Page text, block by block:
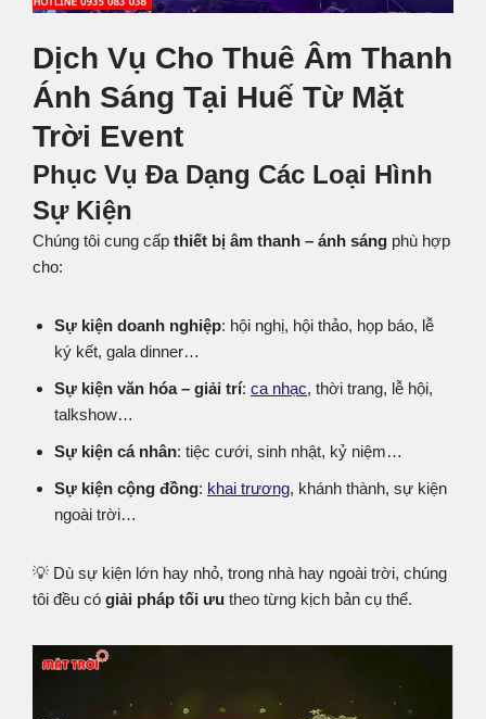
Dịch Vụ Cho Thuê Âm Thanh
Ánh Sáng Tại Huế Từ Mặt
Trời Event
Phục Vụ Đa Dạng Các Loại Hình
Sự Kiện
Chúng tôi cung cấp thiết bị âm thanh – ánh sáng phù hợp
cho:
Sự kiện doanh nghiệp: hội nghị, hội thảo, họp báo, lễ
ký kết, gala dinner…
Sự kiện văn hóa – giải trí: ca nhạc, thời trang, lễ hội,
talkshow…
Sự kiện cá nhân: tiệc cưới, sinh nhật, kỷ niệm…
Sự kiện cộng đồng: khai trương, khánh thành, sự kiện
ngoài trời…
💡 Dù sự kiện lớn hay nhỏ, trong nhà hay ngoài trời, chúng
tôi đều có giải pháp tối ưu theo từng kịch bản cụ thể.